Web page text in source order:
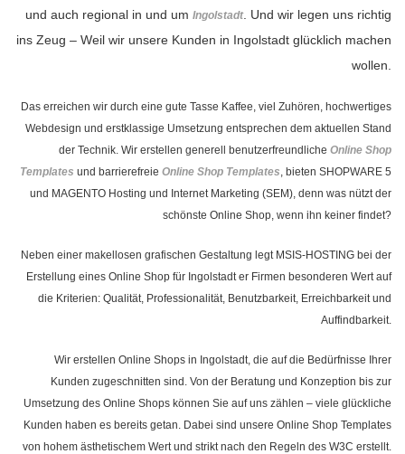
und auch regional in und um Ingolstadt. Und wir legen uns richtig
ins Zeug – Weil wir unsere Kunden in Ingolstadt glücklich machen
wollen.
Das erreichen wir durch eine gute Tasse Kaffee, viel Zuhören, hochwertiges
Webdesign und erstklassige Umsetzung entsprechen dem aktuellen Stand
der Technik. Wir erstellen generell benutzerfreundliche Online Shop
Templates und barrierefreie Online Shop Templates , bieten SHOPWARE 5
und MAGENTO Hosting und Internet Marketing (SEM), denn was nützt der
schönste Online Shop, wenn ihn keiner findet?
Neben einer makellosen grafischen Gestaltung legt MSIS-HOSTING bei der
Erstellung eines Online Shop für Ingolstadt er Firmen besonderen Wert auf
die Kriterien: Qualität, Professionalität, Benutzbarkeit, Erreichbarkeit und
Auffindbarkeit.
Wir erstellen Online Shops in Ingolstadt, die auf die Bedürfnisse Ihrer
Kunden zugeschnitten sind. Von der Beratung und Konzeption bis zur
Umsetzung des Online Shops können Sie auf uns zählen – viele glückliche
Kunden haben es bereits getan. Dabei sind unsere Online Shop Templates
von hohem ästhetischem Wert und strikt nach den Regeln des W3C erstellt.